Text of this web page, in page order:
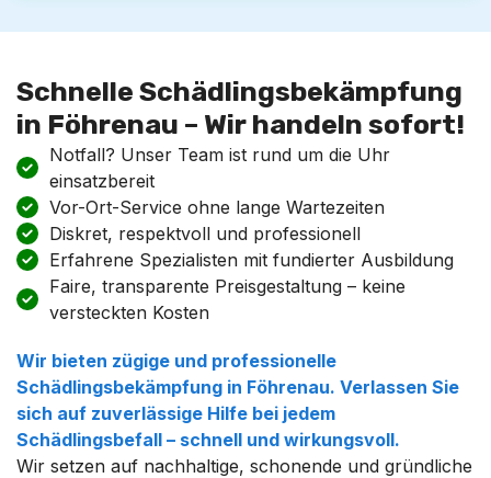
Schnelle Schädlingsbekämpfung
in Föhrenau – Wir handeln sofort!
Notfall? Unser Team ist rund um die Uhr
einsatzbereit
Vor-Ort-Service ohne lange Wartezeiten
Diskret, respektvoll und professionell
Erfahrene Spezialisten mit fundierter Ausbildung
Faire, transparente Preisgestaltung – keine
versteckten Kosten
Wir bieten zügige und professionelle
Schädlingsbekämpfung in Föhrenau. Verlassen Sie
sich auf zuverlässige Hilfe bei jedem
Schädlingsbefall – schnell und wirkungsvoll.
Wir setzen auf nachhaltige, schonende und gründliche